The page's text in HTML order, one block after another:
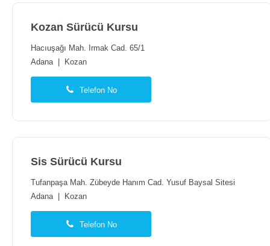
Kozan Sürücü Kursu
Hacıuşağı Mah. Irmak Cad. 65/1
Adana| Kozan
Telefon No
Sis Sürücü Kursu
Tufanpaşa Mah. Zübeyde Hanım Cad. Yusuf Baysal Sitesi
Adana| Kozan
Telefon No